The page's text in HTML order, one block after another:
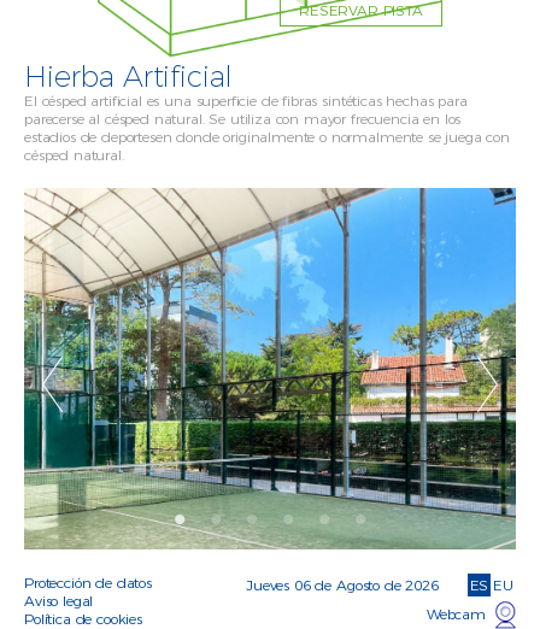
RESERVAR PISTA
Hierba Artificial
El césped artificial es una superficie de fibras sintéticas hechas para
parecerse al césped natural. Se utiliza con mayor frecuencia en los
estadios de deportesen donde originalmente o normalmente se juega con
césped natural.
Protección de datos
Aviso legal
Política de cookies
Jueves 06 de Agosto de 2026 ES EU
Webcam